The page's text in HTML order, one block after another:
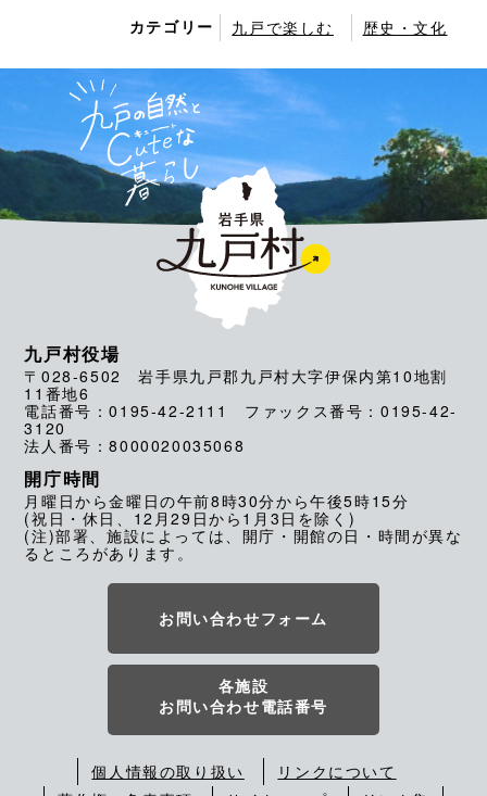
カテゴリー 九戸で楽しむ 歴史・文化
九戸村役場
〒028-6502 岩手県九戸郡九戸村大字伊保内第10地割
11番地6
電話番号：0195-42-2111 ファックス番号：0195-42-
3120
法人番号：8000020035068
開庁時間
月曜日から金曜日の午前8時30分から午後5時15分
(祝日・休日、12月29日から1月3日を除く)
(注)部署、施設によっては、開庁・開館の日・時間が異な
るところがあります。
お問い合わせフォーム
各施設
お問い合わせ電話番号
個人情報の取り扱い
リンクについて